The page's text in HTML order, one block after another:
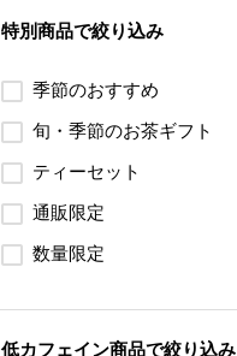
特別商品で絞り込み
季節のおすすめ
旬・季節のお茶ギフト
ティーセット
通販限定
数量限定
低カフェイン商品で絞り込み